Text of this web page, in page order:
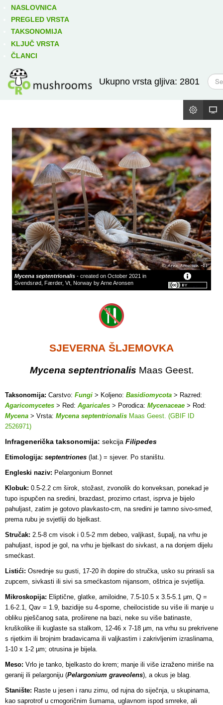
NASLOVNICA
PREGLED VRSTA
TAKSONOMIJA
KLJUČ VRSTA
ČLANCI
Ukupno vrsta gljiva: 2801
T
r
ž
Mycena septentrionalis - created on October 2021 in
Svendsrød, Færder, Vt, Norway by Arne Aronsen
SJEVERNA ŠLJEMOVKA
Mycena septentrionalis Maas Geest.
Taksonomija: Carstvo: Fungi > Koljeno: Basidiomycota > Razred:
Agaricomycetes > Red: Agaricales > Porodica: Mycenaceae > Rod:
Mycena > Vrsta: Mycena septentrionalis Maas Geest. (GBIF ID
2526971)
Infragenerička taksonomija: sekcija Filipedes
Etimologija: septentriones (lat.) = sjever. Po staništu.
Engleski naziv: Pelargonium Bonnet
Klobuk: 0.5-2.2 cm širok, stožast, zvonolik do konveksan, ponekad je
tupo ispupčen na sredini, brazdast, prozirno crtast, isprva je bijelo
pahuljast, zatim je gotovo plavkasto-crn, na sredini je tamno sivo-smeđ,
prema rubu je svjetliji do bjelkast.
Stručak: 2.5-8 cm visok i 0.5-2 mm debeo, valjkast, šupalj, na vrhu je
pahuljast, ispod je gol, na vrhu je bjelkast do sivkast, a na donjem dijelu
smećkast.
Listići: Osrednje su gusti, 17-20 ih dopire do stručka, usko su prirasli sa
zupcem, sivkasti ili sivi sa smećkastom nijansom, oštrica je svjetlija.
Mikroskopija: Eliptične, glatke, amiloidne, 7.5-10.5 x 3.5-5.1 μm, Q =
1.6-2.1, Qav = 1.9, bazidije su 4-sporne, cheilocistide su više ili manje u
obliku pješčanog sata, proširene na bazi, neke su više batinaste,
kruškolike ili kuglaste sa stalkom, 12-46 x 7-18 µm, na vrhu su prekrivene
s rijetkim ili brojnim bradavicama ili valjkastim i zakrivljenim izraslinama,
1-10 x 1-2 µm; otrusina je bijela.
Meso: Vrlo je tanko, bjelkasto do krem; manje ili više izraženo miriše na
geranij ili pelargoniju (Pelargonium graveolens), a okus je blag.
Stanište: Raste u jesen i ranu zimu, od rujna do siječnja, u skupinama,
kao saprotrof u crnogoričnim šumama, uglavnom ispod smreke, ali
Izravno podređene niže takse: